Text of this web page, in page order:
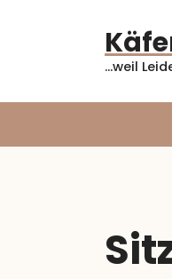
...weil